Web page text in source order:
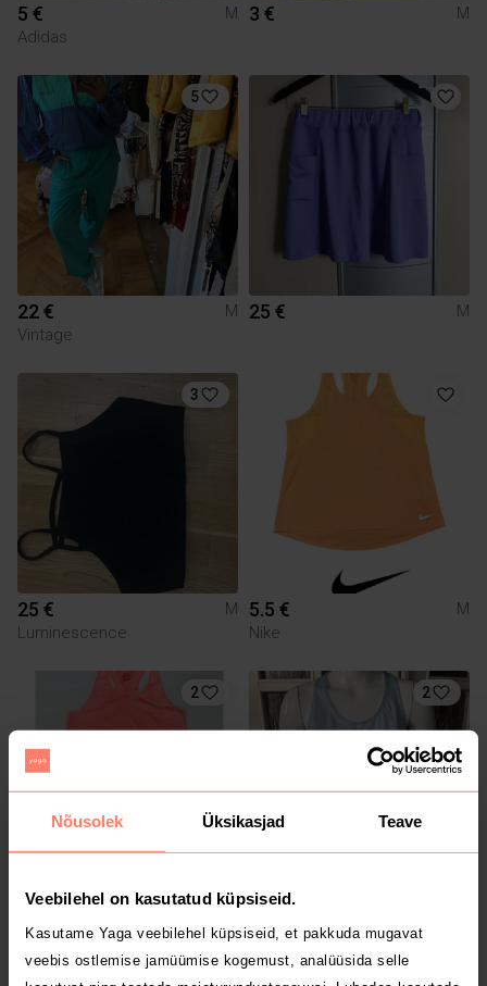
Nõusolek Üksikasjad Teave
Veebilehel on kasutatud küpsiseid.
Kasutame Yaga veebilehel küpsiseid, et pakkuda mugavat
veebis ostlemise jamüümise kogemust, analüüsida selle
5 €
M
Adidas
3 € M
5
22 €
M
Vintage
25 € M
3
25 €
M
Luminescence
5.5 €
M
Nike
2
8.5 €
M
Nike
2
8 €
Nike